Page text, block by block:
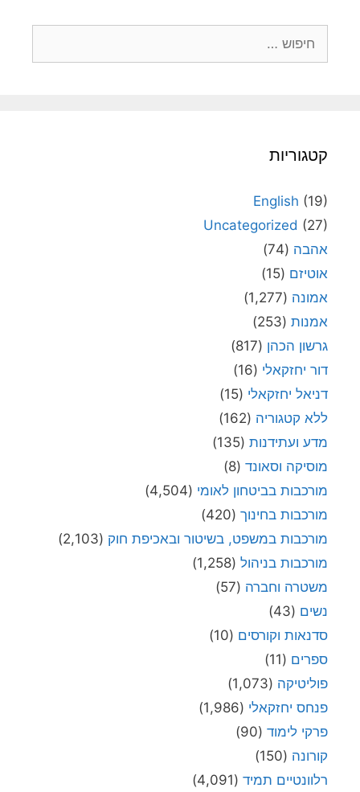
קטגוריות
English (19)
Uncategorized (27)
אהבה (74)
אוטיזם (15)
אמונה (1,277)
אמנות (253)
גרשון הכהן (817)
דור יחזקאלי (16)
דניאל יחזקאלי (15)
ללא קטגוריה (162)
מדע ועתידנות (135)
מוסיקה וסאונד (8)
מורכבות בביטחון לאומי (4,504)
מורכבות בחינוך (420)
מורכבות במשפט, בשיטור ובאכיפת חוק (2,103)
מורכבות בניהול (1,258)
משטרה וחברה (57)
נשים (43)
סדנאות וקורסים (10)
ספרים (11)
פוליטיקה (1,073)
פנחס יחזקאלי (1,986)
פרקי לימוד (90)
קורונה (150)
רלוונטיים תמיד (4,091)